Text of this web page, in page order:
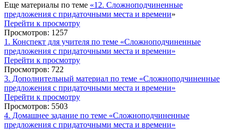
Еще материалы по теме «12. Сложноподчиненные
предложения с придаточными места и времени»
Перейти к просмотру
Просмотров: 1257
1. Конспект для учителя по теме «Сложноподчиненные
предложения с придаточными места и времени»
Перейти к просмотру
Просмотров: 722
3. Дополнительный материал по теме «Сложноподчиненные
предложения с придаточными места и времени»
Перейти к просмотру
Просмотров: 5503
4. Домашнее задание по теме «Сложноподчиненные
предложения с придаточными места и времени»